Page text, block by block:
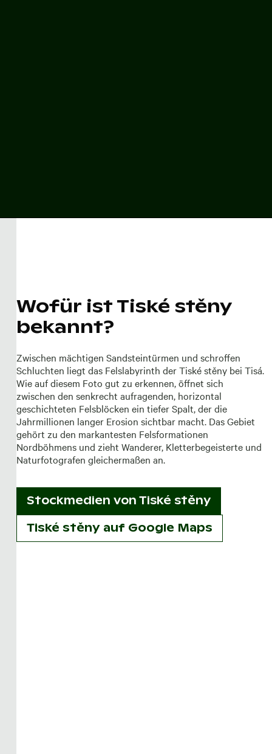
Wofür ist Tiské stěny
bekannt?
Zwischen mächtigen Sandsteintürmen und schroffen
Schluchten liegt das Felslabyrinth der Tiské stěny bei Tisá.
Wie auf diesem Foto gut zu erkennen, öffnet sich
zwischen den senkrecht aufragenden, horizontal
geschichteten Felsblöcken ein tiefer Spalt, der die
Jahrmillionen langer Erosion sichtbar macht. Das Gebiet
gehört zu den markantesten Felsformationen
Nordböhmens und zieht Wanderer, Kletterbegeisterte und
Naturfotografen gleichermaßen an.
Stockmedien von Tiské stěny
Tiské stěny auf Google Maps